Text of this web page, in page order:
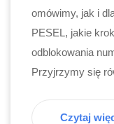
omówimy, jak i
PESEL, jakie
odblokowania
Przyjrzymy się
Czytaj